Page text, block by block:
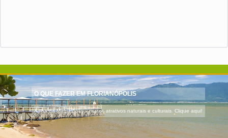
O QUE FAZER EM FLORIANÓPOLIS
A Ilha da Magia possui muitos atrativos naturais e culturais. Clique aqui!